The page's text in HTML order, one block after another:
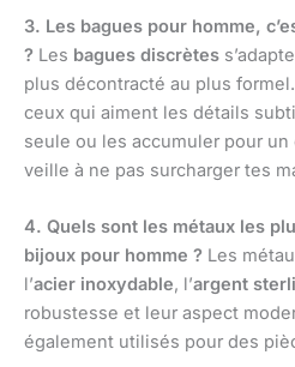
3. Les bagues pour homme,
? Les bagues discrètes
plus décontracté au plus
ceux qui aiment les détails
seule ou les accumuler pour
veille à ne pas surcharger tes
4. Quels sont les métaux les
bijoux pour homme ? Les
l’acier inoxydable, l’argent
robustesse et leur aspect
également utilisés pour des